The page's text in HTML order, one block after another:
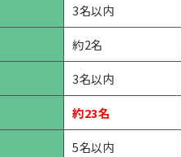
3名以内
約2名
3名以内
約23名
5名以内